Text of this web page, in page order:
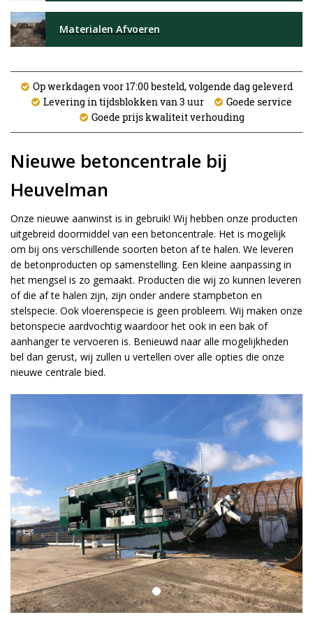
Materialen Afvoeren
Op werkdagen voor 17:00 besteld, volgende dag geleverd
Levering in tijdsblokken van 3 uur
Goede service
Goede prijs kwaliteit verhouding
Nieuwe betoncentrale bij
Heuvelman
Onze nieuwe aanwinst is in gebruik! Wij hebben onze producten
uitgebreid doormiddel van een betoncentrale. Het is mogelijk
om bij ons verschillende soorten beton af te halen. We leveren
de betonproducten op samenstelling. Een kleine aanpassing in
het mengsel is zo gemaakt. Producten die wij zo kunnen leveren
of die af te halen zijn, zijn onder andere stampbeton en
stelspecie. Ook vloerenspecie is geen probleem. Wij maken onze
betonspecie aardvochtig waardoor het ook in een bak of
aanhanger te vervoeren is. Benieuwd naar alle mogelijkheden
bel dan gerust, wij zullen u vertellen over alle opties die onze
nieuwe centrale bied.